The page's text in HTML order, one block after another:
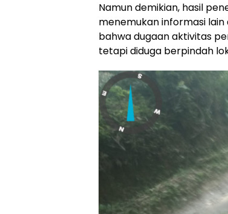
Namun demikian, hasil
menemukan informasi
bahwa dugaan aktivitas
tetapi diduga berpindah